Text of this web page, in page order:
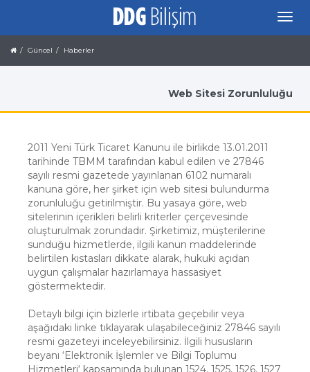
Güncel Haberler
Web Sitesi Zorunluluğu
2011 Yeni Türk Ticaret Kanunu ile birlikde 13.01.2011
tarihinde TBMM tarafından kabul edilen ve 27846
sayılı resmi gazetede yayınlanan 6102 numaralı
kanuna göre, her şirket için web sitesi bulundurma
zorunluluğu getirilmiştir. Bu yasaya göre, web
sitelerinin içerikleri belirli kriterler çerçevesinde
oluşturulmak zorundadır. Şirketimiz, müşterilerine
sunduğu hizmetlerde, ilgili kanun maddelerinde
belirtilen kıstasları dikkate alarak, hukuki açıdan
uygun çalışmalar hazırlamaya hassasiyet
göstermektedir.
Detaylı bilgi için bizlerle irtibata geçebilir veya
aşağıdaki linke tıklayarak ulaşabileceğiniz 27846 sayılı
resmi gazeteyi inceleyebilirsiniz. İlgili hususların
beyanı ‘Elektronik İşlemler ve Bilgi Toplumu
Hizmetleri‘ kapsamında bulunan 1524, 1525, 1526, 1527